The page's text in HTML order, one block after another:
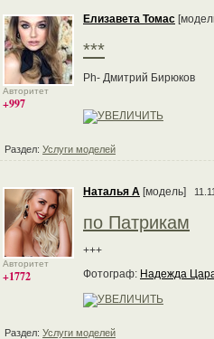
Авторитет
+997
Елизавета Томас
***
Ph- Дмитрий Бирюков
Раздел: Услуги моделей
Авторитет
+1772
Наталья А [модель]
по Патрикам
+++
Фотограф: Надежда
Раздел: Услуги моделей